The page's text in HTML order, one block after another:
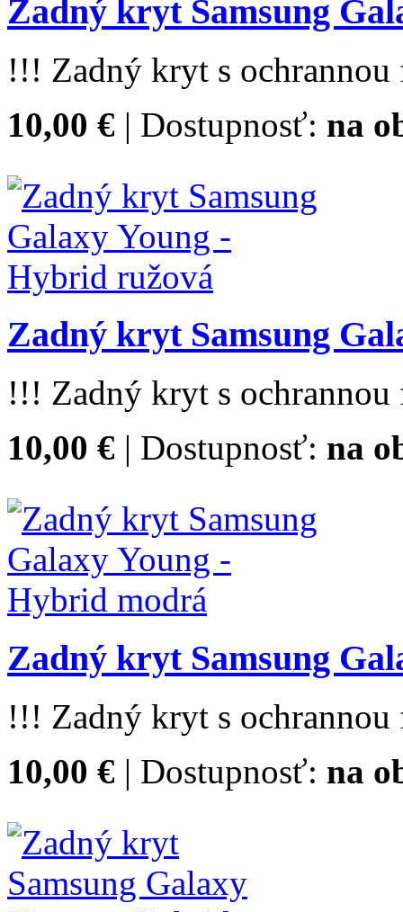
Zadný kryt Samsung
!!! Zadný kryt s
10,00 € | Dostupnosť: na
Zadný kryt Samsung
!!! Zadný kryt s
10,00 € | Dostupnosť: na
Zadný kryt Samsung
!!! Zadný kryt s
10,00 € | Dostupnosť: na